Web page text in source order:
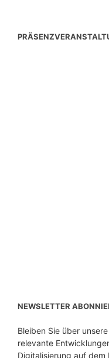
NEWSLETTER
Bleiben Sie über
relevante
Digitalisierung auf dem